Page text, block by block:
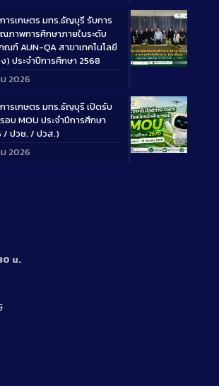
Long
ารเกษตร มทร.ธัญบุรี รับการ
ภาพการศึกษาภายในระดับ
ฑ์ AUN-QA สาขาเทคโนโลยี
) ประจำปีการศึกษา 2568
2026
Long
ารเกษตร มทร.ธัญบุรี เปิดรับ
บ MOU ประจำปีการศึกษา
/ ปวช. / ปวส.)
2026
น.